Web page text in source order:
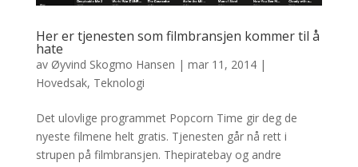
Her er tjenesten som filmbransjen kommer til å
hate
av Øyvind Skogmo Hansen | mar 11, 2014|
Hovedsak, Teknologi
Det ulovlige programmet Popcorn Time gir deg de
nyeste filmene helt gratis. Tjenesten går nå rett i
strupen på filmbransjen. Thepiratebay og andre